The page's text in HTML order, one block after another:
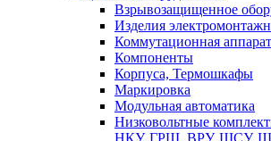
Взрывозащищенное
Изделия
Коммутационная
Компоненты
Корпуса, Термошкафы
Маркировка
Модульная автоматика
Низковольтные